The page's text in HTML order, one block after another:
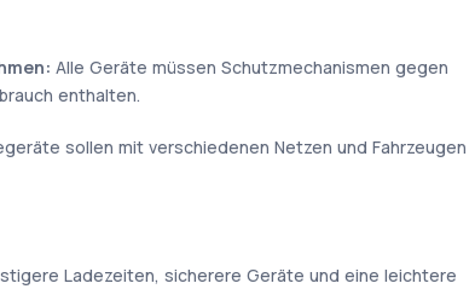
Alle Geräte müssen Schutzmechanismen gegen
enthalten.
sollen mit verschiedenen Netzen und Fahrzeugen
Ladezeiten, sicherere Geräte und eine leichtere